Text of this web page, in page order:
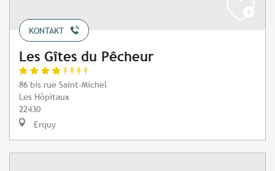
KONTAKT
Les Gîtes du Pêcheur
86 bis rue Saint-Michel
Les Hôpitaux
22430
Erquy